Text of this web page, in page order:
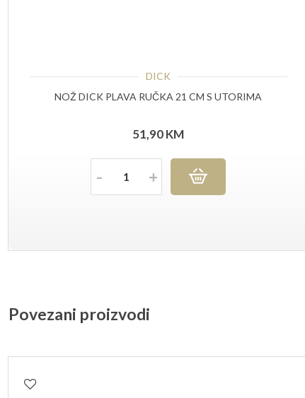
DICK
NOŽ DICK PLAVA RUČKA 21 CM S UTORIMA
51,90KM
Količina
Povezani proizvodi